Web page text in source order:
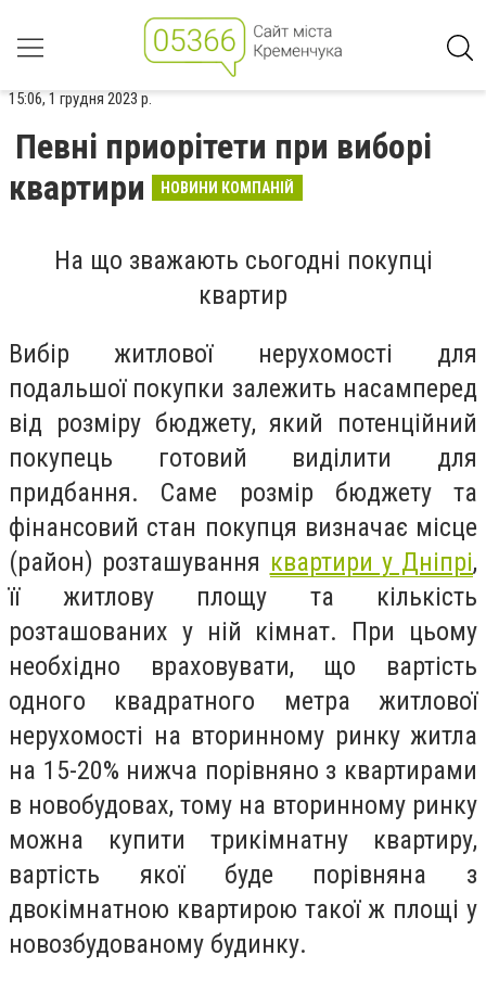
15:06, 1 грудня 2023 р.
Певні приорітети при виборі
квартири
НОВИНИ КОМПАНІЙ
На що зважають сьогодні покупці
квартир
Вибір житлової нерухомості для
подальшої покупки залежить насамперед
від розміру бюджету, який потенційний
покупець готовий виділити для
придбання. Саме розмір бюджету та
фінансовий стан покупця визначає місце
(район) розташування квартири у Дніпрі,
її житлову площу та кількість
розташованих у ній кімнат. При цьому
необхідно враховувати, що вартість
одного квадратного метра житлової
нерухомості на вторинному ринку житла
на 15-20% нижча порівняно з квартирами
в новобудовах, тому на вторинному ринку
можна купити трикімнатну квартиру,
вартість якої буде порівняна з
двокімнатною квартирою такої ж площі у
новозбудованому будинку.